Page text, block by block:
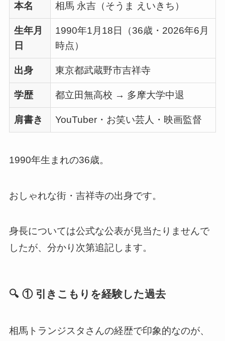
本名 相馬 永吉（そうま えいきち）
生年月
日
1990年1月18日（36歳・2026年6月
時点）
出身 東京都武蔵野市吉祥寺
学歴 都立田無高校 → 多摩大学中退
肩書き YouTuber・お笑い芸人・映画監督
1990年生まれの36歳。
おしゃれな街・吉祥寺の出身です。
身長については公式な公表が見当たりませんで
したが、分かり次第追記します。
🔍 ① 引きこもりを経験した過去
相馬トランジスタさんの経歴で印象的なのが、